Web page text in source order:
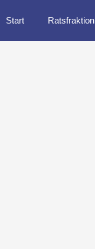
Start Ratsfraktion